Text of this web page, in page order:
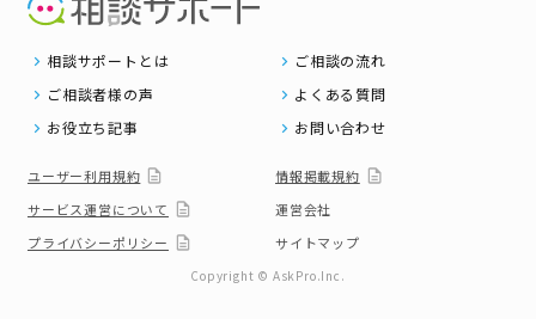
相談サポートとは
ご相談の流れ
ご相談者様の声
よくある質問
お役立ち記事
お問い合わせ
ユーザー利用規約
情報掲載規約
サービス運営について
運営会社
プライバシーポリシー
サイトマップ
Copyright © AskPro.Inc.